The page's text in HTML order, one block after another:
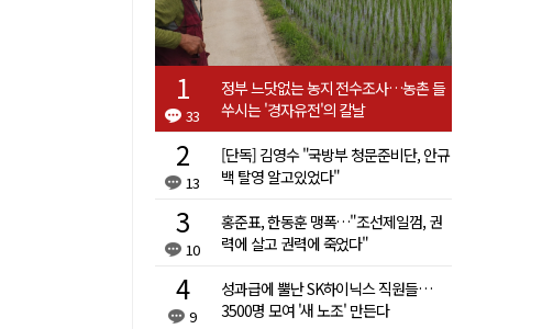
33
정부 느닷없는 농지 전수조사…농촌 들
쑤시는 '경자유전'의 칼날
13
[단독] 김영수 "국방부 청문준비단, 안규
백 탈영 알고있었다"
10
홍준표, 한동훈 맹폭…"조선제일껌, 권
력에 살고 권력에 죽었다"
9
성과급에 뿔난 SK하이닉스 직원들…
3500명 모여 '새 노조' 만든다